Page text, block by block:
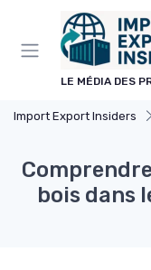
LE MÉDIA DES
Import Export Insiders
bois dans
Panneau de gestion